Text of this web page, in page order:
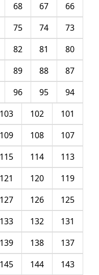
66
67
68
73
74
75
80
81
82
87
88
89
94
95
96
101
102
103
107
108
109
113
114
115
119
120
121
125
126
127
131
132
133
137
138
139
143
144
145